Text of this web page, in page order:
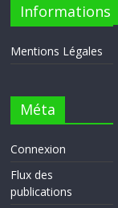
Informations
Mentions Légales
Méta
Connexion
Flux des
publications